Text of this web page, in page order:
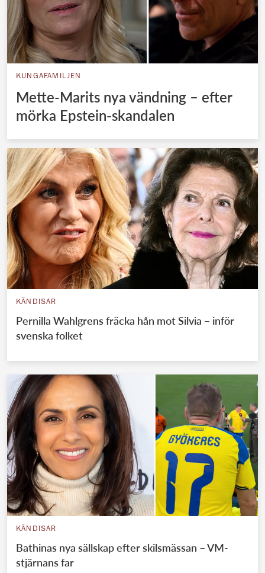
KUNGAFAMILJEN
Mette-Marits nya vändning – efter
mörka Epstein-skandalen
KÄNDISAR
Pernilla Wahlgrens fräcka hån mot Silvia – inför
svenska folket
KÄNDISAR
Bathinas nya sällskap efter skilsmässan – VM-
stjärnans far